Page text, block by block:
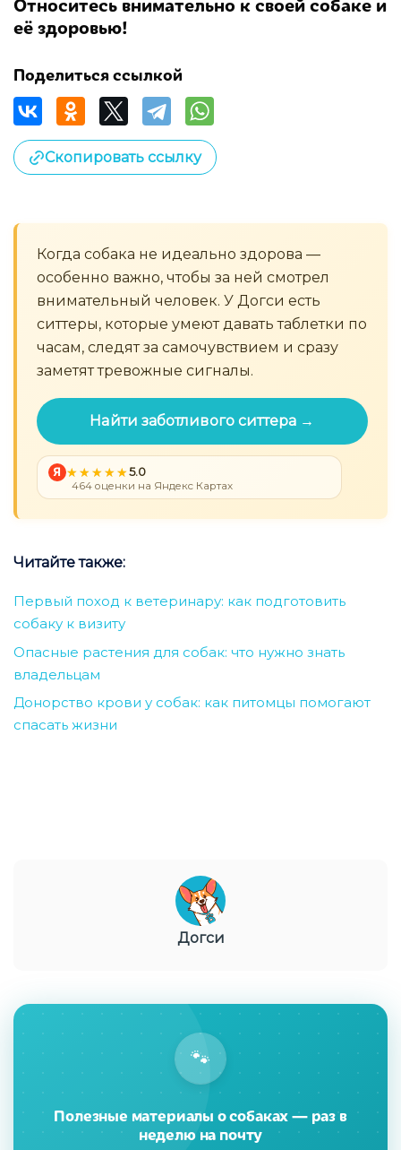
её здоровью!
Поделиться ссылкой
Скопировать ссылку
Когда собака не идеально здорова —
особенно важно, чтобы за ней смотрел
внимательный человек. У Догси есть
ситтеры, которые умеют давать таблетки по
часам, следят за самочувствием и сразу
заметят тревожные сигналы.
Найти заботливого ситтера →
Я 5.0
464 оценки на Яндекс Картах
Читайте также:
Первый поход к ветеринару: как подготовить
собаку к визиту
Опасные растения для собак: что нужно знать
владельцам
Донорство крови у собак: как питомцы помогают
спасать жизни
Догси
🐾
Полезные материалы о собаках — раз в
неделю на почту